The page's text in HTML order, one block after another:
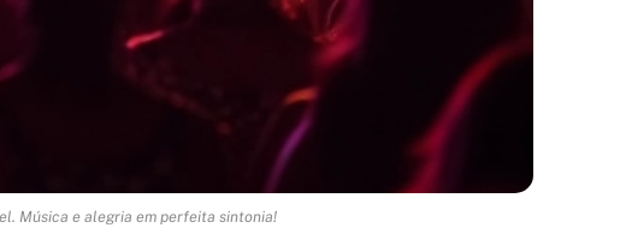
Música e alegria em perfeita sintonia!